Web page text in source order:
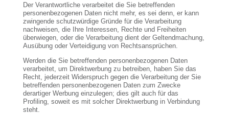
Der Verantwortliche verarbeitet die Sie betreffenden
personenbezogenen Daten nicht mehr, es sei denn, er kann
zwingende schutzwürdige Gründe für die Verarbeitung
nachweisen, die Ihre Interessen, Rechte und Freiheiten
überwiegen, oder die Verarbeitung dient der Geltendmachung,
Ausübung oder Verteidigung von Rechtsansprüchen.
Werden die Sie betreffenden personenbezogenen Daten
verarbeitet, um Direktwerbung zu betreiben, haben Sie das
Recht, jederzeit Widerspruch gegen die Verarbeitung der Sie
betreffenden personenbezogenen Daten zum Zwecke
derartiger Werbung einzulegen; dies gilt auch für das
Profiling, soweit es mit solcher Direktwerbung in Verbindung
steht.